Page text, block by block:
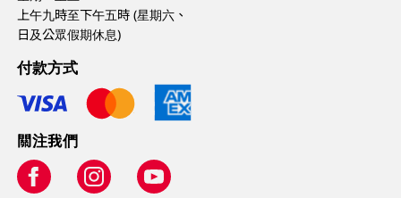
上午九時至下午五時 (星期六、
日及公眾假期休息)
付款方式
關注我們